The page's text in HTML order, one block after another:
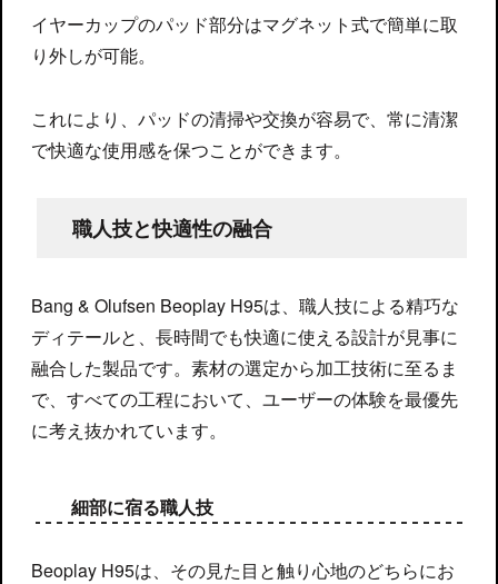
イヤーカップのパッド部分はマグネット式で簡単に取
り外しが可能。
これにより、パッドの清掃や交換が容易で、常に清潔
で快適な使用感を保つことができます。
職人技と快適性の融合
Bang & Olufsen Beoplay H95は、職人技による精巧な
ディテールと、長時間でも快適に使える設計が見事に
融合した製品です。素材の選定から加工技術に至るま
で、すべての工程において、ユーザーの体験を最優先
に考え抜かれています。
細部に宿る職人技
Beoplay H95は、その見た目と触り心地のどちらにお